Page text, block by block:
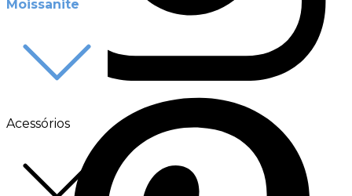
Moissanite
Acessórios